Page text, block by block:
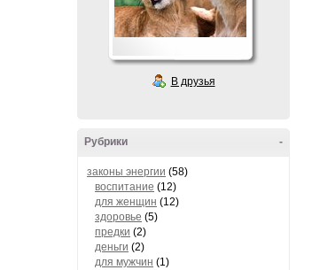
В друзья
-
Рубрики
законы энергии (58)
воспитание (12)
для женщин (12)
здоровье (5)
предки (2)
деньги (2)
для мужчин (1)